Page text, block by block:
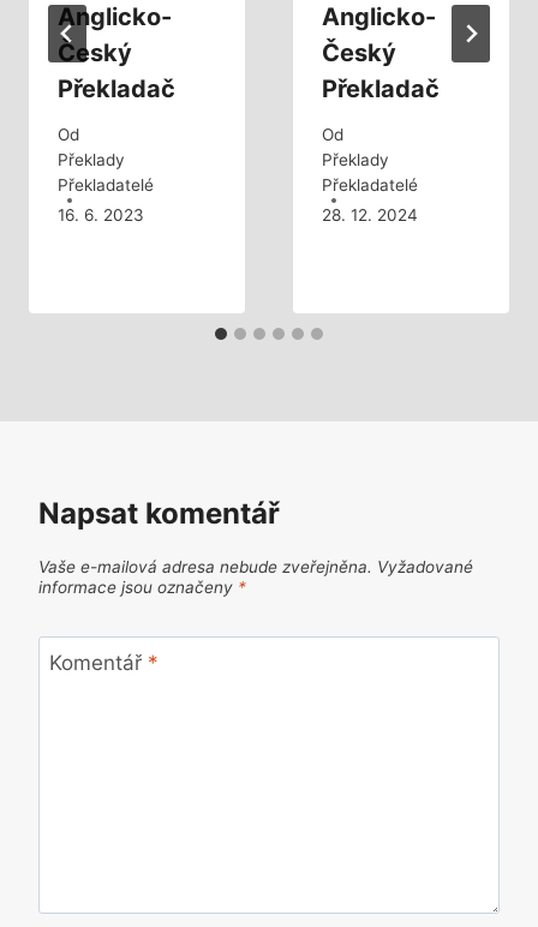
Anglicko-
Český
Překladač
Od
Překlady
Překladatelé
16. 6. 2023
Anglicko-
Český
Překladač
Od
Překlady
Překladatelé
28. 12. 2024
Napsat komentář
Vaše e-mailová adresa nebude zveřejněna. Vyžadované
informace jsou označeny *
Komentář *